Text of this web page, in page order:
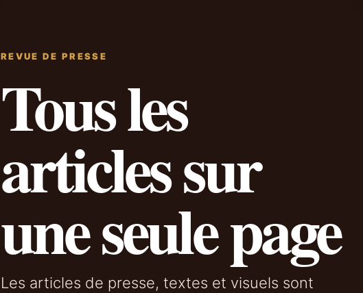
REVUE DE PRESSE
Tous les
articles sur
une seule page
Les articles de presse, textes et visuels sont